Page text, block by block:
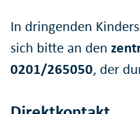
In dringenden
sich bitte an den
0201/265050, der